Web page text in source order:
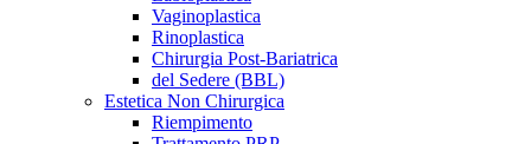
Vaginoplastica
Rinoplastica
Chirurgia Post-Bariatrica
del Sedere (BBL)
Estetica Non Chirurgica
Riempimento